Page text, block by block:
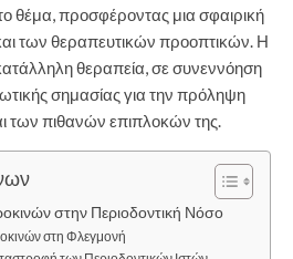
θέμα, προσφέροντας μια σφαιρική
των θεραπευτικών προοπτικών. Η
θεραπεία, σε συνεννόηση
σημασίας για την πρόληψη
των πιθανών επιπλοκών της.
στην Περιοδοντική Νόσο
στη Φλεγμονή